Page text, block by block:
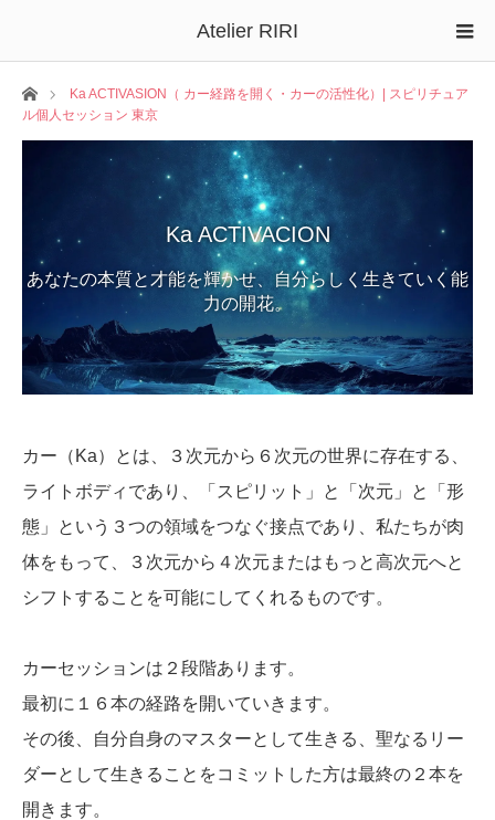
Atelier RIRI
ホームKa ACTIVASION（ カー経路を開く・カーの活性化）| スピリチュア
ル個人セッション 東京
Ka ACTIVACION
あなたの本質と才能を輝かせ、自分らしく生きていく能
力の開花。
カー（Ka）とは、３次元から６次元の世界に存在する、
ライトボディであり、「スピリット」と「次元」と「形
態」という３つの領域をつなぐ接点であり、私たちが肉
体をもって、３次元から４次元またはもっと高次元へと
シフトすることを可能にしてくれるものです。
カーセッションは２段階あります。
最初に１６本の経路を開いていきます。
その後、自分自身のマスターとして生きる、聖なるリー
ダーとして生きることをコミットした方は最終の２本を
開きます。